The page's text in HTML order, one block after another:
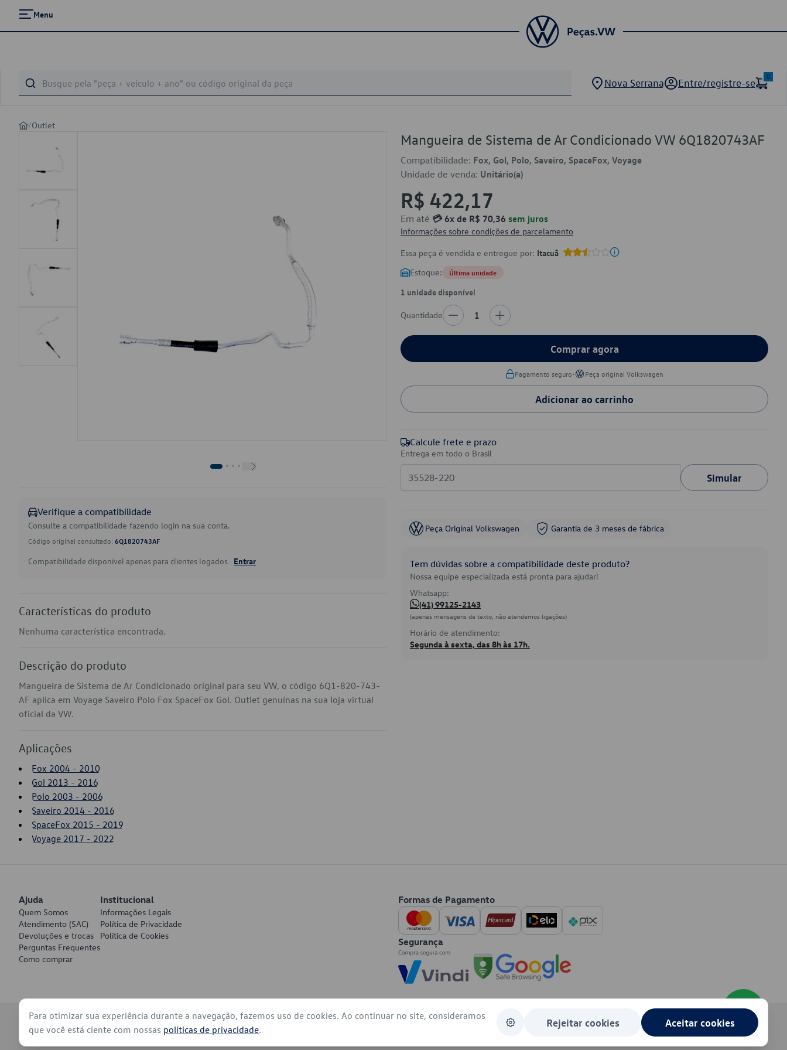
Menu
Nova Serrana Entre/registre-se
0
/Outlet
Verifique a compatibilidade
Consulte a compatibilidade fazendo login na sua conta.
Código original consultado: 6Q1820743AF
Compatibilidade disponível apenas para clientes logados. Entrar
Características do produto
Nenhuma característica encontrada.
Descrição do produto
Mangueira de Sistema de Ar Condicionado original para seu VW, o código 6Q1-820-743-
AF aplica em Voyage Saveiro Polo Fox SpaceFox Gol. Outlet genuínas na sua loja virtual
oficial da VW.
Aplicações
Fox 2004 - 2010
Gol 2013 - 2016
Polo 2003 - 2006
Saveiro 2014 - 2016
SpaceFox 2015 - 2019
Voyage 2017 - 2022
Mangueira de Sistema de Ar Condicionado VW 6Q1820743AF
Compatibilidade: Fox, Gol, Polo, Saveiro, SpaceFox, Voyage
Unidade de venda: Unitário(a)
R$ 422,17
Em até 💳 6x de R$ 70,36 sem juros
Informações sobre condições de parcelamento
Essa peça é vendida e entregue por: Itacuã
Estoque: Última unidade
1 unidade disponível
Quantidade 1
Comprar agora
Pagamento seguro• Peça original Volkswagen
Adicionar ao carrinho
Calcule frete e prazo
Entrega em todo o Brasil
Simular
Peça Original Volkswagen Garantia de 3 meses de fábrica
Tem dúvidas sobre a compatibilidade deste produto?
Nossa equipe especializada está pronta para ajudar!
Whatsapp:
(41) 99125-2143
(apenas mensagens de texto, não atendemos ligações)
Horário de atendimento:
Segunda à sexta, das 8h às 17h.
Ajuda
Quem Somos
Atendimento (SAC)
Devoluções e trocas
Perguntas Frequentes
Como comprar
Institucional
Informações Legais
Política de Privacidade
Política de Cookies
Formas de Pagamento
Segurança
© 2026 - Volkswagen do Brasil - Todos os direitos reservados
Para otimizar sua experiência durante a navegação, fazemos uso de cookies. Ao continuar no site, consideramos
que você está ciente com nossas políticas de privacidade.
Rejeitar cookies Aceitar cookies